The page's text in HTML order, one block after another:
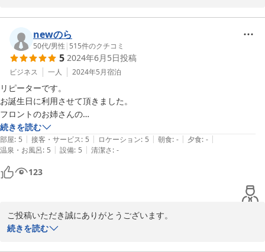
だければ幸いです。
お部屋の壁、ご迷惑をおかけし申し訳ございませんでした。ご迷惑
をおかけしたにもかかわらず、また予約したいと言っていただき、
本当に感謝申し上げます。
またのお越しをスタッフ一同お待ちしております。
2025-05-03
newのら
50代/男性 | 515件のクチコミ
5 2024年6月5日投稿
ビジネス 一人 2024年5月宿泊
リピーターです。
お誕生日に利用させて頂きました。
フロントのお姉さんの
おめでとうございます。
がとってもとってもとっても嬉しかったです。
また利用させてください。
ありがとうございました！
続きを読む
部屋: 5 | 接客・サービス: 5 | ロケーション: 5 | 朝食: - | 夕食: - |
温泉・お風呂: 5 | 設備: 5 | 清潔さ: -
123
ご投稿いただき誠にありがとうございます。
1年に1度だけの貴重な日に、当ホテルを選んで頂き感謝いたしま
続きを読む